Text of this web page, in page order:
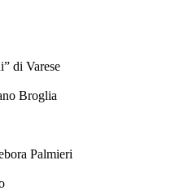
di Varese
Broglia
Palmieri